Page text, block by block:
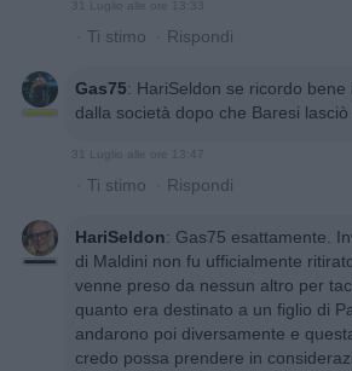
· Ti stimo · Rispondi
Gas75: HariSeldon se ricordo bene
dalla società dopo che Baresi
31 Luglio alle ore 13:47
· Ti stimo · Rispondi
HariSeldon: Gas75 esattamente.
di Maldini non fu ufficialmente
venne preso da nessun altro per
quanto era destinato a un figlio di
andarono poi diversamente e
credo possa prendere in